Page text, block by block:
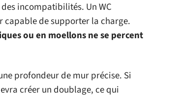
incompatibilités. Un WC
capable de supporter la charge.
ou en moellons ne se percent
profondeur de mur précise. Si
créer un doublage, ce qui